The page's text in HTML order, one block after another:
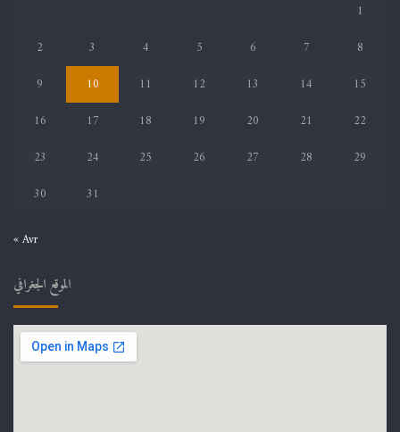
1
2
3 4 5 6 7
8
9
10 11 12 13 14
15
16
17 18 19 20 21
22
23
24 25 26 27 28
29
30
31
« Avr
الموقع الجغرافي